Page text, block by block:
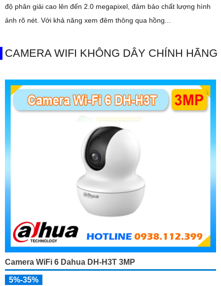
độ phân giải cao lên đến 2.0 megapixel, đảm bảo chất lượng hình
ảnh rõ nét. Với khả năng xem đêm thông qua hồng...
CAMERA WIFI KHÔNG DÂY CHÍNH HÃNG
Camera WiFi 6 Dahua DH-H3T 3MP
5%-35%